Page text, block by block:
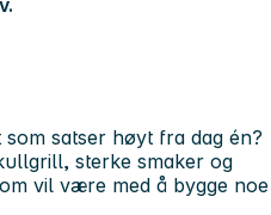
satser høyt fra dag én?
sterke smaker og
vil være med å bygge noe